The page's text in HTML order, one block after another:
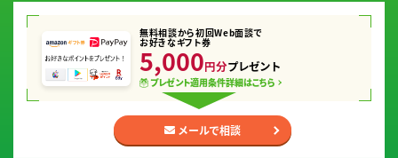
無料相談から初回Web面談で
お好きなギフト券
5,000円分プレゼント
プレゼント適用条件詳細はこちら
メールで相談